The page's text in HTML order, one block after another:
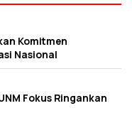
Komitmen
Nasional
Fokus Ringankan